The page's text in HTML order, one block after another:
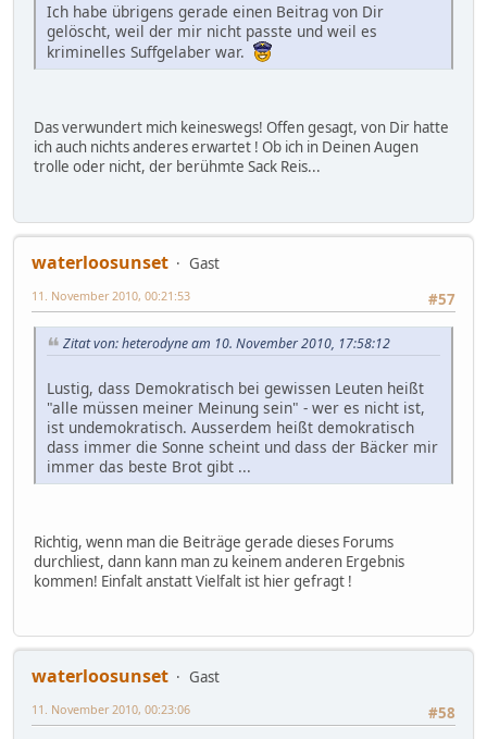
Ich habe übrigens gerade einen Beitrag von Dir
gelöscht, weil der mir nicht passte und weil es
kriminelles Suffgelaber war.
Das verwundert mich keineswegs! Offen gesagt, von Dir hatte
ich auch nichts anderes erwartet ! Ob ich in Deinen Augen
trolle oder nicht, der berühmte Sack Reis...
waterloosunset
Gast
#57
11. November 2010, 00:21:53
Zitat von: heterodyne am 10. November 2010, 17:58:12
Lustig, dass Demokratisch bei gewissen Leuten heißt
"alle müssen meiner Meinung sein" - wer es nicht ist,
ist undemokratisch. Ausserdem heißt demokratisch
dass immer die Sonne scheint und dass der Bäcker mir
immer das beste Brot gibt ...
Richtig, wenn man die Beiträge gerade dieses Forums
durchliest, dann kann man zu keinem anderen Ergebnis
kommen! Einfalt anstatt Vielfalt ist hier gefragt !
waterloosunset
Gast
#58
11. November 2010, 00:23:06